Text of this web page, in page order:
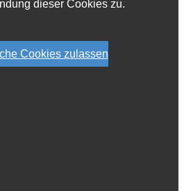
dieser Cookies zu.
Cookies zulassen